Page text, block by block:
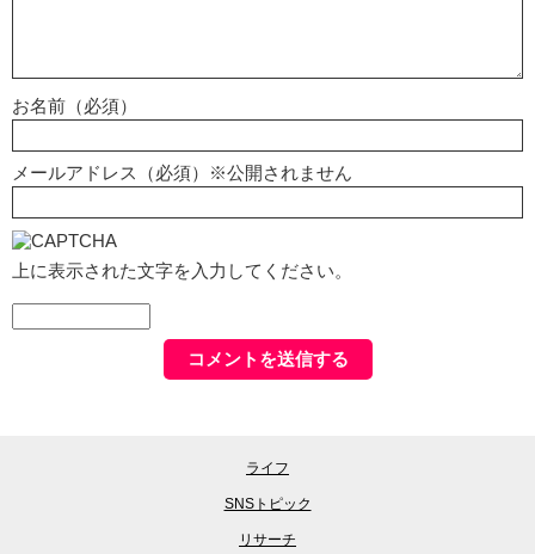
お名前（必須）
メールアドレス（必須）※公開されません
上に表示された文字を入力してください。
ライフ
SNSトピック
リサーチ